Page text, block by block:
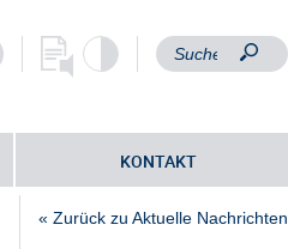
KONTAKT
« Zurück zu Aktuelle Nachrichten